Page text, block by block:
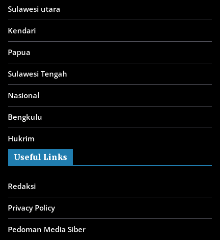
Sulawesi utara
Kendari
Papua
Sulawesi Tengah
Nasional
Bengkulu
Hukrim
Useful Links
Redaksi
Privacy Policy
Pedoman Media Siber